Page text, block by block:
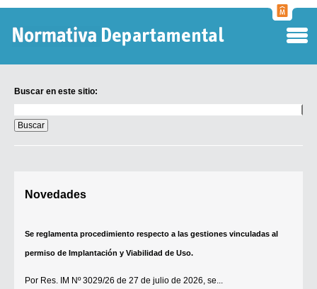
Buscar en este sitio:
en
este
sitio:
Novedades
Se reglamenta procedimiento respecto a las gestiones vinculadas al
permiso de Implantación y Viabilidad de Uso.
Por Res. IM Nº 3029/26 de 27 de julio de 2026, se...